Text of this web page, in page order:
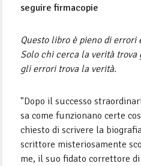
seguire firmacopie
Questo libro è pieno di
Solo chi cerca la verità
gli errori trova la verità.
"Dopo il successo
sa come funzionano certe
chiesto di scrivere la
scrittore misteriosamente
me, il suo fidato correttore di